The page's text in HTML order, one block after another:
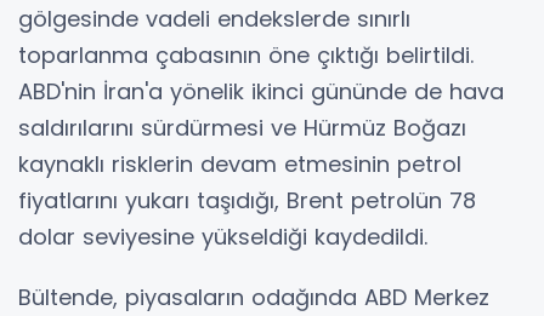
gölgesinde vadeli endekslerde sınırlı
toparlanma çabasının öne çıktığı belirtildi.
ABD'nin İran'a yönelik ikinci gününde de hava
saldırılarını sürdürmesi ve Hürmüz Boğazı
kaynaklı risklerin devam etmesinin petrol
fiyatlarını yukarı taşıdığı, Brent petrolün 78
dolar seviyesine yükseldiği kaydedildi.
Bültende, piyasaların odağında ABD Merkez